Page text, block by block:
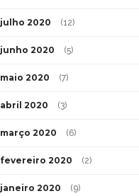
julho 2020 (12)
junho 2020 (5)
maio 2020 (7)
abril 2020 (3)
março 2020 (6)
fevereiro 2020 (2)
janeiro 2020 (9)